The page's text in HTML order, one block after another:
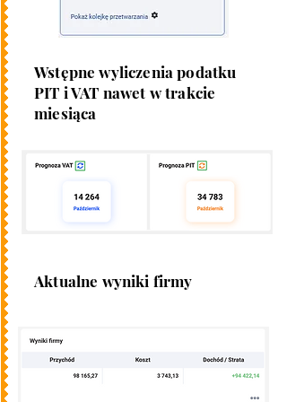
Wstępne wyliczenia podatku
PIT i VAT nawet w trakcie
miesiąca
Aktualne wyniki firmy